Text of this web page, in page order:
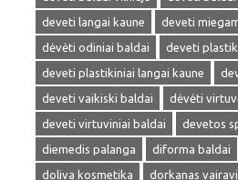
deveti langai kaune
deveti
dėvėti odiniai baldai
deveti
deveti plastikiniai langai kaune
deveti vaikiski baldai
dėvėti
deveti virtuviniai baldai
devetos
diemedis palanga
diforma baldai
doliva kosmetika
dorkanas